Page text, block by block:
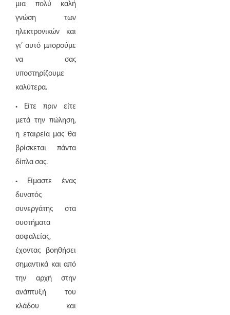
μια πολύ καλή
γνώση των
ηλεκτρονικών και
γι’ αυτό μπορούμε
να σας
υποστηρίζουμε
καλύτερα.
• Είτε πριν είτε
μετά την πώληση,
η εταιρεία μας θα
βρίσκεται πάντα
δίπλα σας.
• Είμαστε ένας
δυνατός
συνεργάτης στα
συστήματα
ασφαλείας,
έχοντας βοηθήσει
σημαντικά και από
την αρχή στην
ανάπτυξή του
κλάδου και